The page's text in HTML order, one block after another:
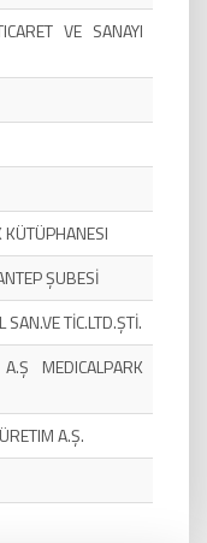
VE SANAYI
KÜTÜPHANESI
ŞUBESİ
TİC.LTD.ŞTİ.
MEDICALPARK
A.Ş.